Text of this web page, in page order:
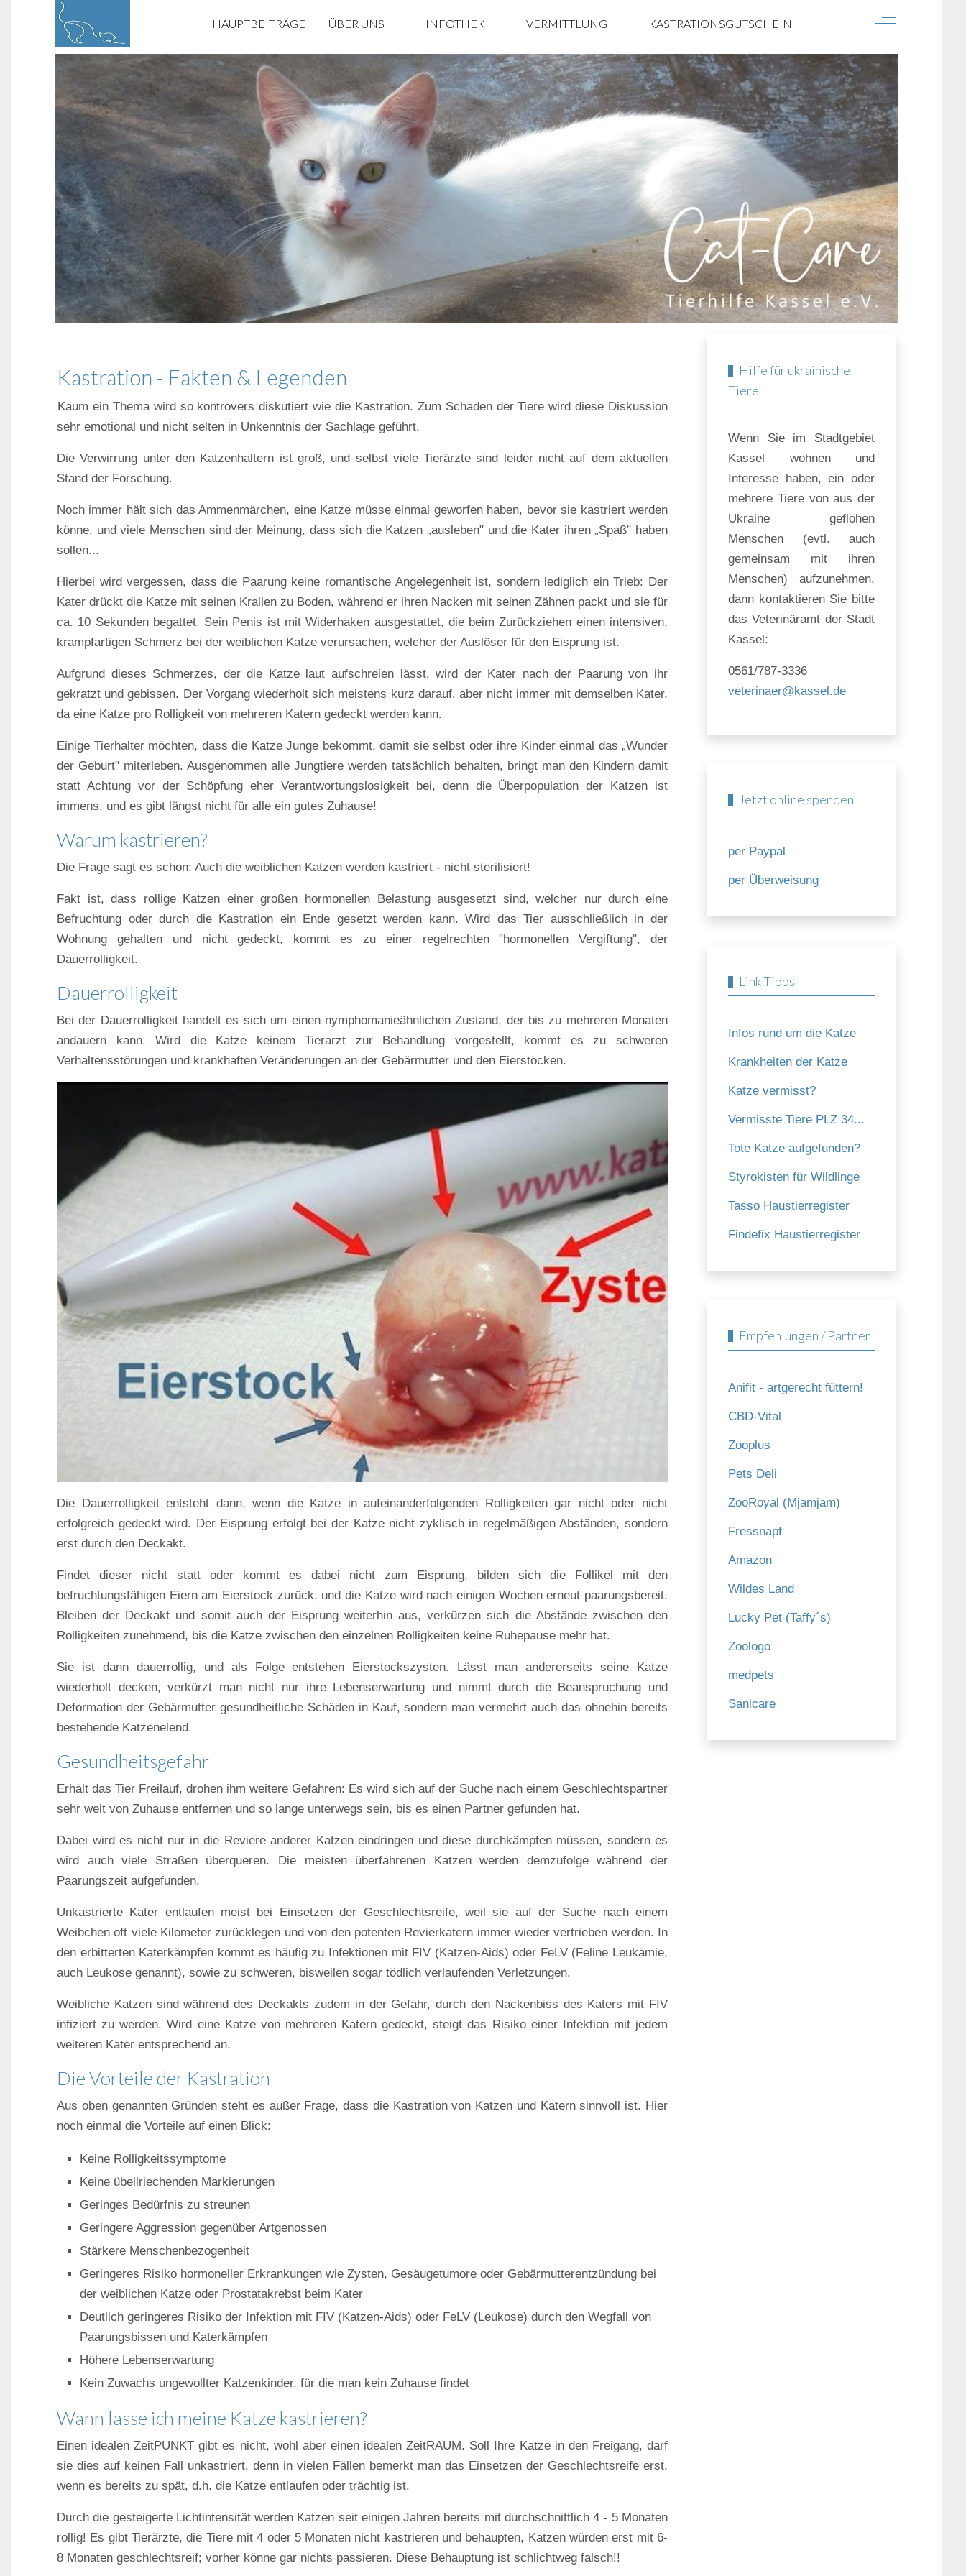
HAUPTBEITRÄGE ÜBER UNS INFOTHEK VERMITTLUNG KASTRATIONSGUTSCHEIN Off-Canvas
Kastration - Fakten & Legenden
Kaum ein Thema wird so kontrovers diskutiert wie die Kastration. Zum Schaden der Tiere wird diese Diskussion
sehr emotional und nicht selten in Unkenntnis der Sachlage geführt.
Die Verwirrung unter den Katzenhaltern ist groß, und selbst viele Tierärzte sind leider nicht auf dem aktuellen
Stand der Forschung.
Noch immer hält sich das Ammenmärchen, eine Katze müsse einmal geworfen haben, bevor sie kastriert werden
könne, und viele Menschen sind der Meinung, dass sich die Katzen „ausleben" und die Kater ihren „Spaß" haben
sollen...
Hierbei wird vergessen, dass die Paarung keine romantische Angelegenheit ist, sondern lediglich ein Trieb: Der
Kater drückt die Katze mit seinen Krallen zu Boden, während er ihren Nacken mit seinen Zähnen packt und sie für
ca. 10 Sekunden begattet. Sein Penis ist mit Widerhaken ausgestattet, die beim Zurückziehen einen intensiven,
krampfartigen Schmerz bei der weiblichen Katze verursachen, welcher der Auslöser für den Eisprung ist.
Aufgrund dieses Schmerzes, der die Katze laut aufschreien lässt, wird der Kater nach der Paarung von ihr
gekratzt und gebissen. Der Vorgang wiederholt sich meistens kurz darauf, aber nicht immer mit demselben Kater,
da eine Katze pro Rolligkeit von mehreren Katern gedeckt werden kann.
Einige Tierhalter möchten, dass die Katze Junge bekommt, damit sie selbst oder ihre Kinder einmal das „Wunder
der Geburt" miterleben. Ausgenommen alle Jungtiere werden tatsächlich behalten, bringt man den Kindern damit
statt Achtung vor der Schöpfung eher Verantwortungslosigkeit bei, denn die Überpopulation der Katzen ist
immens, und es gibt längst nicht für alle ein gutes Zuhause!
Warum kastrieren?
Die Frage sagt es schon: Auch die weiblichen Katzen werden kastriert - nicht sterilisiert!
Fakt ist, dass rollige Katzen einer großen hormonellen Belastung ausgesetzt sind, welcher nur durch eine
Befruchtung oder durch die Kastration ein Ende gesetzt werden kann. Wird das Tier ausschließlich in der
Wohnung gehalten und nicht gedeckt, kommt es zu einer regelrechten "hormonellen Vergiftung", der
Dauerrolligkeit.
Dauerrolligkeit
Bei der Dauerrolligkeit handelt es sich um einen nymphomanieähnlichen Zustand, der bis zu mehreren Monaten
andauern kann. Wird die Katze keinem Tierarzt zur Behandlung vorgestellt, kommt es zu schweren
Verhaltensstörungen und krankhaften Veränderungen an der Gebärmutter und den Eierstöcken.
Die Dauerrolligkeit entsteht dann, wenn die Katze in aufeinanderfolgenden Rolligkeiten gar nicht oder nicht
erfolgreich gedeckt wird. Der Eisprung erfolgt bei der Katze nicht zyklisch in regelmäßigen Abständen, sondern
erst durch den Deckakt.
Findet dieser nicht statt oder kommt es dabei nicht zum Eisprung, bilden sich die Follikel mit den
befruchtungsfähigen Eiern am Eierstock zurück, und die Katze wird nach einigen Wochen erneut paarungsbereit.
Bleiben der Deckakt und somit auch der Eisprung weiterhin aus, verkürzen sich die Abstände zwischen den
Rolligkeiten zunehmend, bis die Katze zwischen den einzelnen Rolligkeiten keine Ruhepause mehr hat.
Sie ist dann dauerrollig, und als Folge entstehen Eierstockszysten. Lässt man andererseits seine Katze
wiederholt decken, verkürzt man nicht nur ihre Lebenserwartung und nimmt durch die Beanspruchung und
Deformation der Gebärmutter gesundheitliche Schäden in Kauf, sondern man vermehrt auch das ohnehin bereits
bestehende Katzenelend.
Gesundheitsgefahr
Erhält das Tier Freilauf, drohen ihm weitere Gefahren: Es wird sich auf der Suche nach einem Geschlechtspartner
sehr weit von Zuhause entfernen und so lange unterwegs sein, bis es einen Partner gefunden hat.
Dabei wird es nicht nur in die Reviere anderer Katzen eindringen und diese durchkämpfen müssen, sondern es
wird auch viele Straßen überqueren. Die meisten überfahrenen Katzen werden demzufolge während der
Paarungszeit aufgefunden.
Unkastrierte Kater entlaufen meist bei Einsetzen der Geschlechtsreife, weil sie auf der Suche nach einem
Weibchen oft viele Kilometer zurücklegen und von den potenten Revierkatern immer wieder vertrieben werden. In
den erbitterten Katerkämpfen kommt es häufig zu Infektionen mit FIV (Katzen-Aids) oder FeLV (Feline Leukämie,
auch Leukose genannt), sowie zu schweren, bisweilen sogar tödlich verlaufenden Verletzungen.
Weibliche Katzen sind während des Deckakts zudem in der Gefahr, durch den Nackenbiss des Katers mit FIV
infiziert zu werden. Wird eine Katze von mehreren Katern gedeckt, steigt das Risiko einer Infektion mit jedem
weiteren Kater entsprechend an.
Die Vorteile der Kastration
Aus oben genannten Gründen steht es außer Frage, dass die Kastration von Katzen und Katern sinnvoll ist. Hier
noch einmal die Vorteile auf einen Blick:
Keine Rolligkeitssymptome
Keine übellriechenden Markierungen
Geringes Bedürfnis zu streunen
Geringere Aggression gegenüber Artgenossen
Stärkere Menschenbezogenheit
Geringeres Risiko hormoneller Erkrankungen wie Zysten, Gesäugetumore oder Gebärmutterentzündung bei
der weiblichen Katze oder Prostatakrebst beim Kater
Deutlich geringeres Risiko der Infektion mit FIV (Katzen-Aids) oder FeLV (Leukose) durch den Wegfall von
Paarungsbissen und Katerkämpfen
Höhere Lebenserwartung
Kein Zuwachs ungewollter Katzenkinder, für die man kein Zuhause findet
Wann lasse ich meine Katze kastrieren?
Einen idealen ZeitPUNKT gibt es nicht, wohl aber einen idealen ZeitRAUM. Soll Ihre Katze in den Freigang, darf
sie dies auf keinen Fall unkastriert, denn in vielen Fällen bemerkt man das Einsetzen der Geschlechtsreife erst,
wenn es bereits zu spät, d.h. die Katze entlaufen oder trächtig ist.
Durch die gesteigerte Lichtintensität werden Katzen seit einigen Jahren bereits mit durchschnittlich 4 - 5 Monaten
rollig! Es gibt Tierärzte, die Tiere mit 4 oder 5 Monaten nicht kastrieren und behaupten, Katzen würden erst mit 6-
8 Monaten geschlechtsreif; vorher könne gar nichts passieren. Diese Behauptung ist schlichtweg falsch!!
Hilfe für ukrainische
Tiere
Wenn Sie im Stadtgebiet
Kassel wohnen und
Interesse haben, ein oder
mehrere Tiere von aus der
Ukraine geflohen
Menschen (evtl. auch
gemeinsam mit ihren
Menschen) aufzunehmen,
dann kontaktieren Sie bitte
das Veterinäramt der Stadt
Kassel:
0561/787-3336
veterinaer@kassel.de
Jetzt online spenden
per Paypal
per Überweisung
Link Tipps
Infos rund um die Katze
Krankheiten der Katze
Katze vermisst?
Vermisste Tiere PLZ 34...
Tote Katze aufgefunden?
Styrokisten für Wildlinge
Tasso Haustierregister
Findefix Haustierregister
Empfehlungen / Partner
Anifit - artgerecht füttern!
CBD-Vital
Zooplus
Pets Deli
ZooRoyal (Mjamjam)
Fressnapf
Amazon
Wildes Land
Lucky Pet (Taffy´s)
Zoologo
medpets
Sanicare